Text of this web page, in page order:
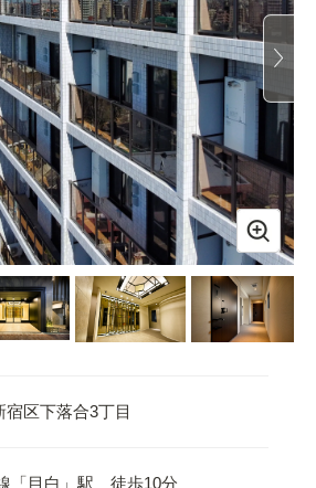
宿区下落合3丁目
「目白」駅 徒歩10分